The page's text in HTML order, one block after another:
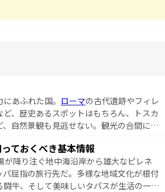
あふれた国。 ローマの古代遺跡やフィレ
、歴史あるスポットはもちろん、トスカ
自然景観も見逃せない。観光の合間に
アで、忘れられない旅をしてみよう！
してほしい。
ておくべき基本情報
降り注ぐ地中海沿岸から雄大なピレネ
屈指の旅行先だ。多様な地域文化が根付
牛、そして美味しいタパスが生活の一部